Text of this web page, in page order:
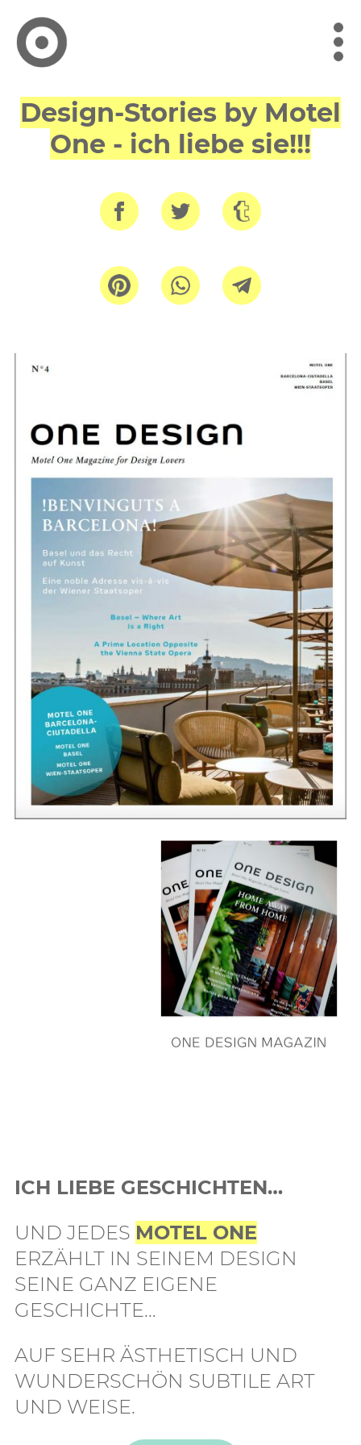
Design-Stories by Motel
One - ich liebe sie!!!
ICH LIEBE GESCHICHTEN…
UND JEDES MOTEL ONE
ERZÄHLT IN SEINEM DESIGN
SEINE GANZ EIGENE
GESCHICHTE…
AUF SEHR ÄSTHETISCH UND
WUNDERSCHÖN SUBTILE ART
UND WEISE.